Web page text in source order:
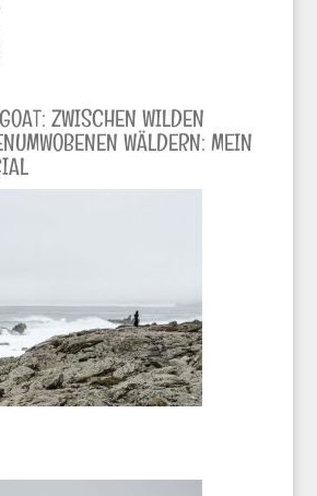
ZWISCHEN WILDEN
WÄLDERN: MEIN